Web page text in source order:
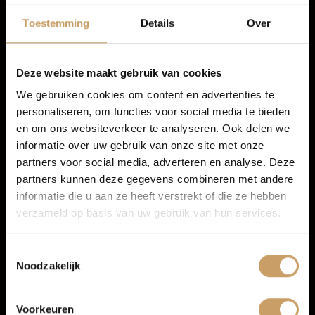
Toestemming Details Over
Deze website maakt gebruik van cookies
We gebruiken cookies om content en advertenties te
personaliseren, om functies voor social media te bieden
en om ons websiteverkeer te analyseren. Ook delen we
informatie over uw gebruik van onze site met onze
partners voor social media, adverteren en analyse. Deze
partners kunnen deze gegevens combineren met andere
informatie die u aan ze heeft verstrekt of die ze hebben
verzameld op basis van uw gebruik van hun services.
Noodzakelijk
Voorkeuren
brandstof, professionele reiniging, een BOVAG 40-punten
check en 6 maanden de Baaij garantie.
zoals een nieuwe APK, onderhoudsbeurt voor levering,
minimaal 3,5 mm profiel, professionele reiniging en 12
maanden BOVAG garantie.
Extra Zeker pakketvoor € 1.595, met onder andere een
nieuwe APK, onderhoudsbeurt, volle tank brandstof, 12
maanden pechhulp in Nederland en 24 maanden BOVAG
garantie
Elektrische occasions: standaard
een SOH-rapport
je niet gokken op accugezondheid. Daarom meet de Baaij
State of Health (SOH)
standaard bij elektrische en plug-in
Dat geeft inzicht in de conditie van de aandrijfaccu ten
Autolease
Financiering
Autoverzekeringen
Verkoop
Auto onderhoud
Over Autobedrijf De Baaij